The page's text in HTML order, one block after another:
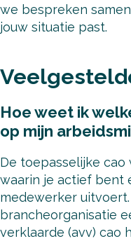
we bespreken
jouw situatie past.
Hoe weet ik
op mijn
De toepasselijke
waarin je actief bent
medewerker
brancheorganisatie
verklaarde (avv) cao